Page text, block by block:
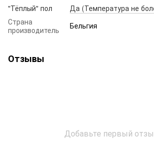
"Тёплый" пол
Да (Температура не
Страна
производитель
Бельгия
Отзывы
Добавьте первый